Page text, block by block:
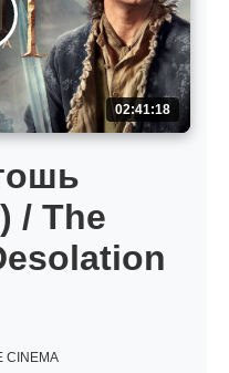
02:41:18
/ The
CINEMA